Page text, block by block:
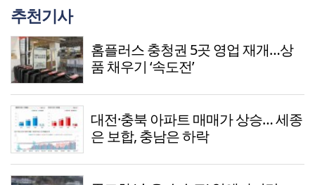
추천기사
홈플러스 충청권 5곳 영업 재개…상
품 채우기 ‘속도전’
대전·충북 아파트 매매가 상승… 세종
은 보합, 충남은 하락